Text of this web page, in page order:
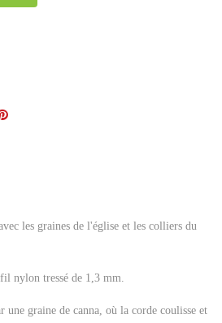
les graines de l'église et les colliers du
nylon tressé de 1,3 mm.
une graine de canna, où la corde coulisse et